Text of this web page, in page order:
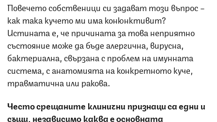
Повечето собственици си задават този въпрос –
как така кучето ми има конюнктивит?
Истината е, че причината за това неприятно
състояние може да бъде алергична, вирусна,
бактериална, свързана с проблем на имунната
система, с анатомията на конкретното куче,
травматична или ракова.
Често срещаните клинични признаци са едни и
същи, независимо каква е основната